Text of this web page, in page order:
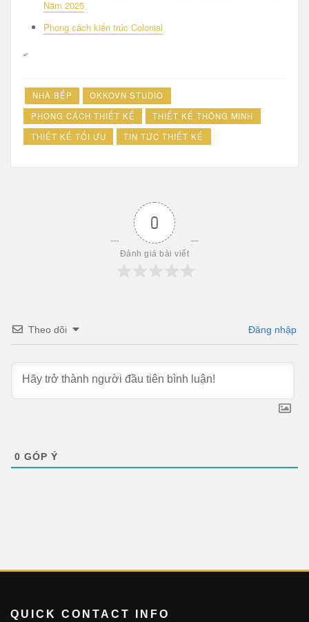
Năm 2025
Phong cách kiến trúc Colonial
“`
NHÀ BẾP
OKKOVN STUDIO
PHONG CÁCH THIẾT KẾ
THIẾT KẾ THÔNG MINH
THIẾT KẾ TỐI ƯU
TIN TỨC THIẾT KẾ
0
Đánh giá bài viết
Theo dõi Đăng nhập
0 GÓP Ý
QUICK CONTACT INFO